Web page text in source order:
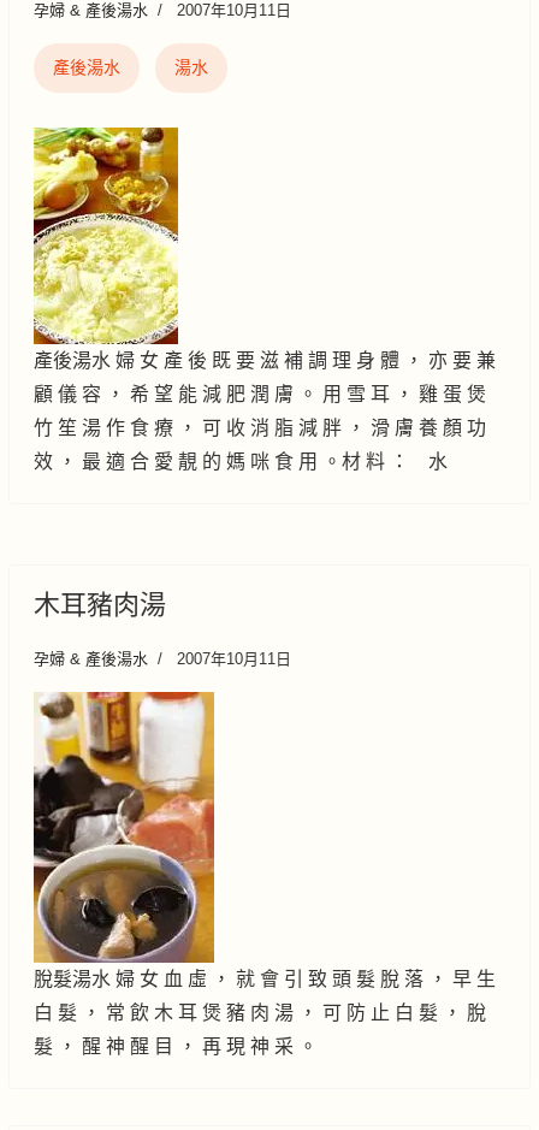
孕婦 & 產後湯水 2007年10月11日
產後湯水 湯水
產後湯水 婦 女 產 後 既 要 滋 補 調 理 身 體 ， 亦 要 兼
顧 儀 容 ， 希 望 能 減 肥 潤 膚 。 用 雪 耳 ， 雞 蛋 煲
竹 笙 湯 作 食 療 ， 可 收 消 脂 減 胖 ， 滑 膚 養 顏 功
效 ， 最 適 合 愛 靚 的 媽 咪 食 用 。材 料 ： 水
木耳豬肉湯
孕婦 & 產後湯水 2007年10月11日
脫髮湯水 婦 女 血 虛 ， 就 會 引 致 頭 髮 脫 落 ， 早 生
白 髮 ， 常 飲 木 耳 煲 豬 肉 湯 ， 可 防 止 白 髮 ， 脫
髮 ， 醒 神 醒 目 ， 再 現 神 采 。